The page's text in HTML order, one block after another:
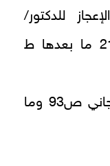
للدكتور/
محمد عبد المنعم خفاجي ص21 ما بعدها ط
6)دلائل الإعجاز لعبد القاهر الجرجاني ص93 وما